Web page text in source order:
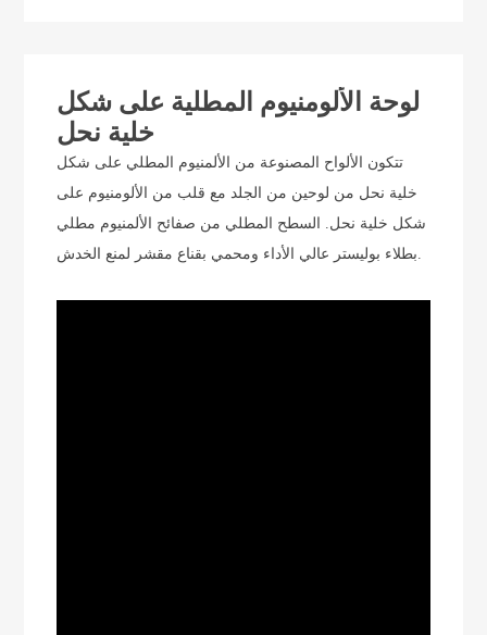
لوحة الألومنيوم المطلية على شكل
تتكون الألواح المصنوعة من الألمنيوم المطلي على شكل
خلية نحل من لوحين من الجلد مع قلب من الألومنيوم على
شكل خلية نحل. السطح المطلي من صفائح الألمنيوم مطلي
بطلاء بوليستر عالي الأداء ومحمي بقناع مقشر لمنع الخدش.